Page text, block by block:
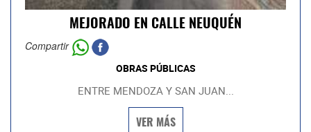
MEJORADO EN CALLE NEUQUÉN
Compartir
OBRAS PÚBLICAS
ENTRE MENDOZA Y SAN JUAN...
VER MÁS